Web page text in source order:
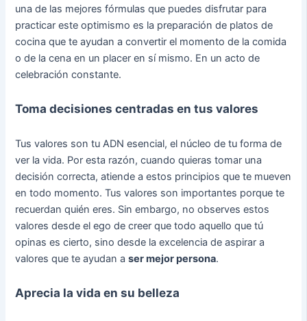
una de las mejores fórmulas que puedes disfrutar para
practicar este optimismo es la preparación de platos de
cocina que te ayudan a convertir el momento de la comida
o de la cena en un placer en sí mismo. En un acto de
celebración constante.
Toma decisiones centradas en tus valores
Tus valores son tu ADN esencial, el núcleo de tu forma de
ver la vida. Por esta razón, cuando quieras tomar una
decisión correcta, atiende a estos principios que te mueven
en todo momento. Tus valores son importantes porque te
recuerdan quién eres. Sin embargo, no observes estos
valores desde el ego de creer que todo aquello que tú
opinas es cierto, sino desde la excelencia de aspirar a
valores que te ayudan aser mejor persona.
Aprecia la vida en su belleza